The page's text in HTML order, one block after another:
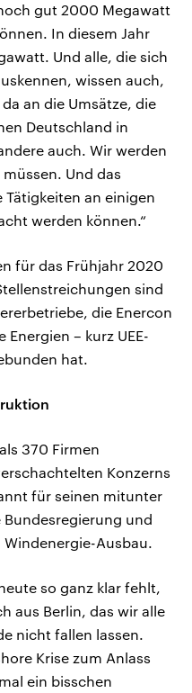
gut 2000 Megawatt
In diesem Jahr
Und alle, die sich
wissen auch,
an die Umsätze, die
Deutschland in
auch. Wir werden
Und das
an einigen
werden können.“
für das Frühjahr 2020
sind
die Enercon
– kurz UEE-
hat.
370 Firmen
Konzerns
für seinen mitunter
Bundesregierung und
Ausbau.
so ganz klar fehlt,
aus Berlin, das wir alle
nicht fallen lassen.
Krise zum Anlass
ein bisschen